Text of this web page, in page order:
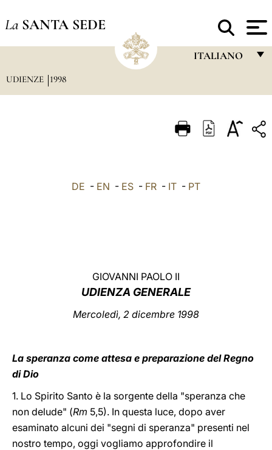
La SANTA SEDE
ITALIANO
ITALIANO
UDIENZE 1998
DE - EN - ES - FR - IT - PT
GIOVANNI PAOLO II
UDIENZA GENERALE
Mercoledì, 2 dicembre 1998
La speranza come attesa e preparazione del Regno
di Dio
1. Lo Spirito Santo è la sorgente della "speranza che
non delude" (Rm 5,5). In questa luce, dopo aver
esaminato alcuni dei "segni di speranza" presenti nel
nostro tempo, oggi vogliamo approfondire il